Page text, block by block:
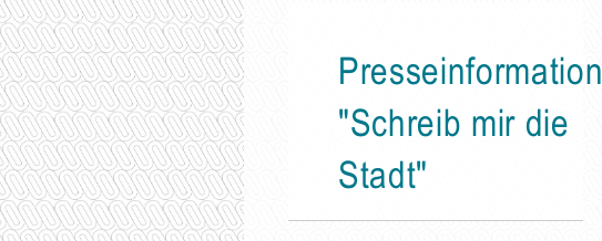
Presseinformation
"Schreib mir die
Stadt"